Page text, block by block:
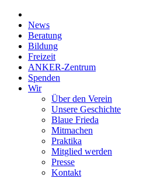
News
Beratung
Bildung
Freizeit
ANKER-Zentrum
Spenden
Wir
Über den Verein
Unsere Geschichte
Blaue Frieda
Mitmachen
Praktika
Mitglied werden
Presse
Kontakt